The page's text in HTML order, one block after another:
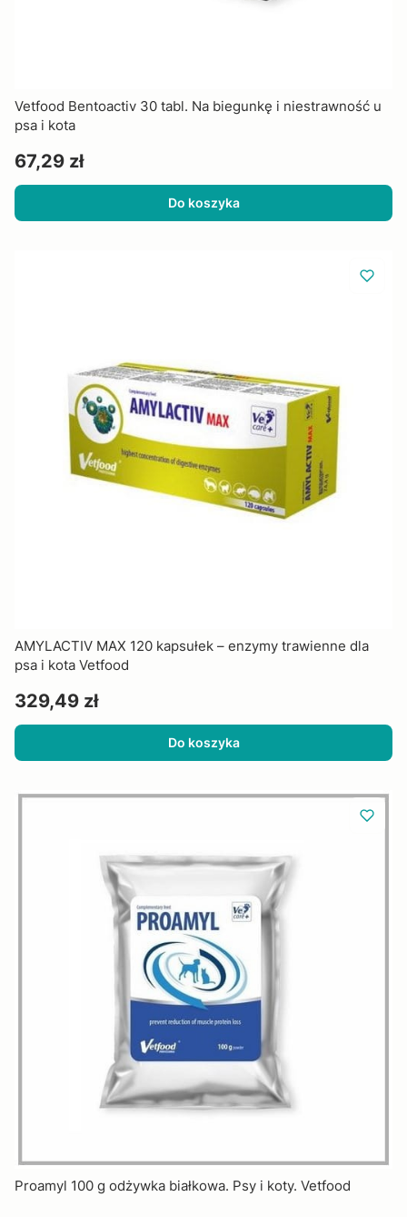
Vetfood Bentoactiv 30 tabl. Na biegunkę i niestrawność u
psa i kota
Cena
67,29 zł
Do koszyka
AMYLACTIV MAX 120 kapsułek – enzymy trawienne dla
psa i kota Vetfood
Cena
329,49 zł
Do koszyka
Proamyl 100 g odżywka białkowa. Psy i koty. Vetfood